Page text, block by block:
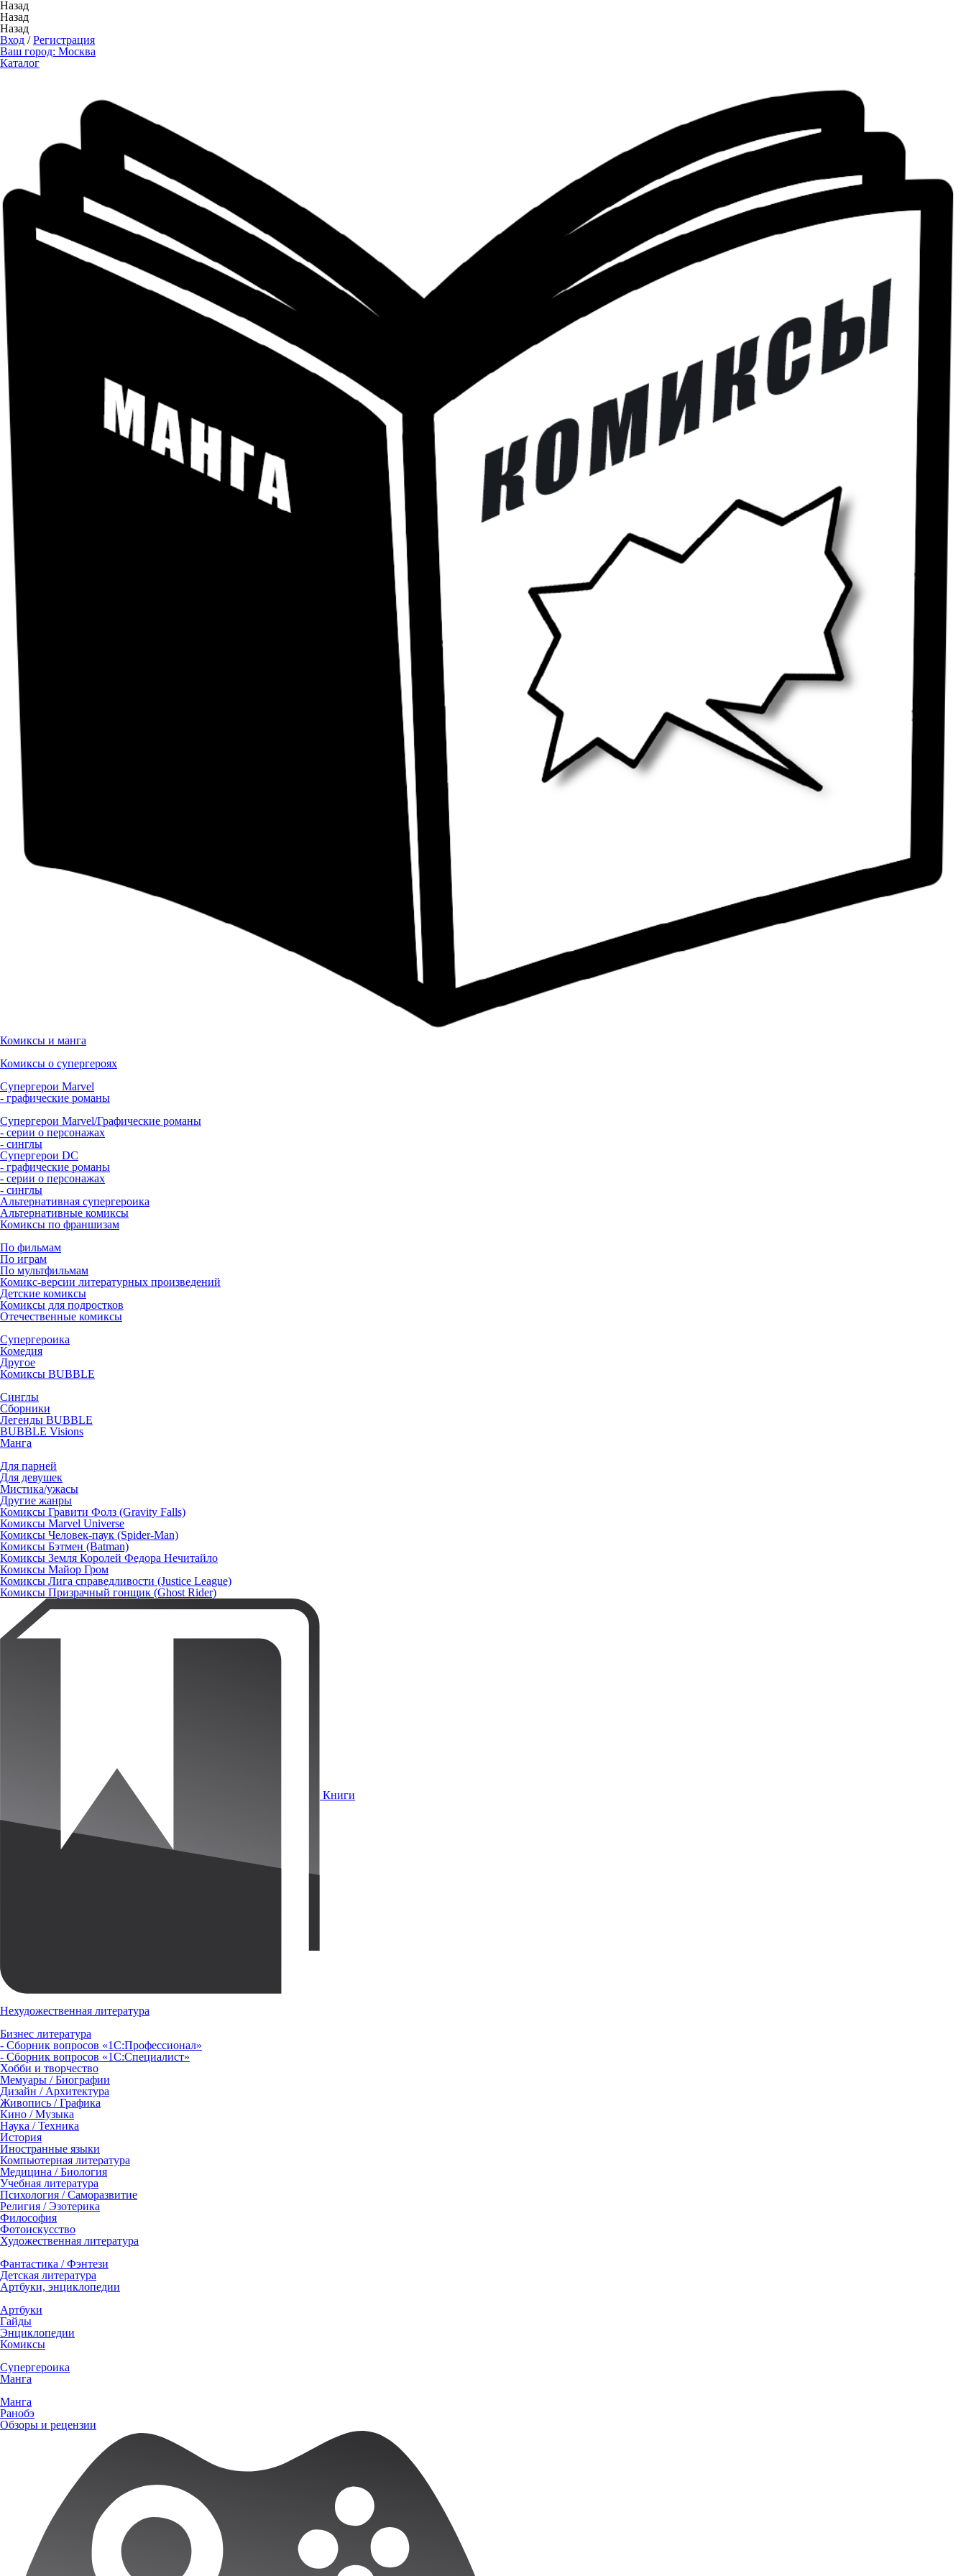
Назад
Назад
Назад
Вход /Регистрация
Ваш город: Москва
Каталог
Комиксы и манга
Комиксы о супергероях
Супергерои Marvel
- графические романы
Супергерои Marvel/Графические романы
- серии о персонажах
- синглы
Супергерои DC
- графические романы
- серии о персонажах
- синглы
Альтернативная супергероика
Альтернативные комиксы
Комиксы по франшизам
По фильмам
По играм
По мультфильмам
Комикс-версии литературных произведений
Детские комиксы
Комиксы для подростков
Отечественные комиксы
Супергероика
Комедия
Другое
Комиксы BUBBLE
Синглы
Сборники
Легенды BUBBLE
BUBBLE Visions
Манга
Для парней
Для девушек
Мистика/ужасы
Другие жанры
Комиксы Гравити Фолз (Gravity Falls)
Комиксы Marvel Universe
Комиксы Человек-паук (Spider-Man)
Комиксы Бэтмен (Batman)
Комиксы Земля Королей Федора Нечитайло
Комиксы Майор Гром
Комиксы Лига справедливости (Justice League)
Комиксы Призрачный гонщик (Ghost Rider)
Книги
Нехудожественная литература
Бизнес литература
- Сборник вопросов «1С:Профессионал»
- Сборник вопросов «1С:Специалист»
Хобби и творчество
Мемуары / Биографии
Дизайн / Архитектура
Живопись / Графика
Кино / Музыка
Наука / Техника
История
Иностранные языки
Компьютерная литература
Медицина / Биология
Учебная литература
Психология / Саморазвитие
Религия / Эзотерика
Философия
Фотоискусство
Художественная литература
Фантастика / Фэнтези
Детская литература
Артбуки, энциклопедии
Артбуки
Гайды
Энциклопедии
Комиксы
Супергероика
Манга
Манга
Ранобэ
Обзоры и рецензии